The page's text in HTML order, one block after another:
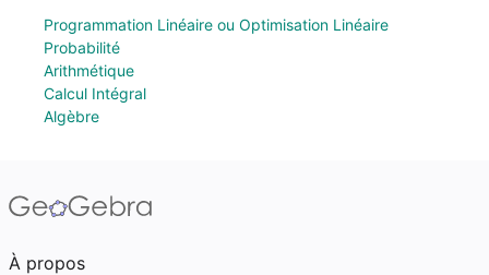
Programmation Linéaire ou Optimisation Linéaire
Probabilité
Arithmétique
Calcul Intégral
Algèbre
À propos